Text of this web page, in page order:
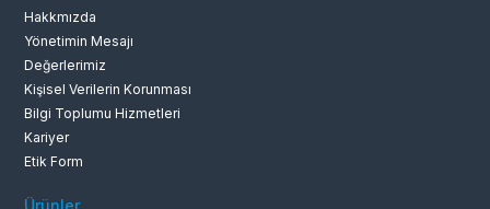
Hakkmızda
Yönetimin Mesajı
Değerlerimiz
Kişisel Verilerin Korunması
Bilgi Toplumu Hizmetleri
Kariyer
Etik Form